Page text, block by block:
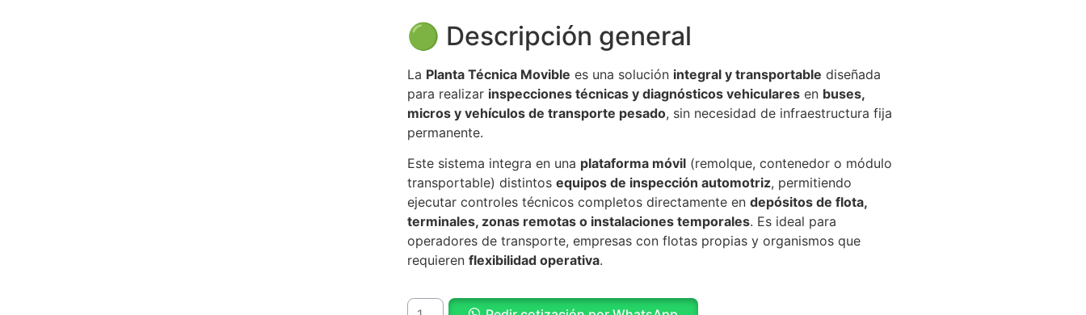
🟢 Descripción general
La Planta Técnica Movible es una solución integral y transportable diseñada
para realizar inspecciones técnicas y diagnósticos vehiculares en buses,
micros y vehículos de transporte pesado, sin necesidad de infraestructura fija
permanente.
Este sistema integra en una plataforma móvil (remolque, contenedor o módulo
transportable) distintos equipos de inspección automotriz, permitiendo
ejecutar controles técnicos completos directamente en depósitos de flota,
terminales, zonas remotas o instalaciones temporales. Es ideal para
operadores de transporte, empresas con flotas propias y organismos que
requieren flexibilidad operativa.